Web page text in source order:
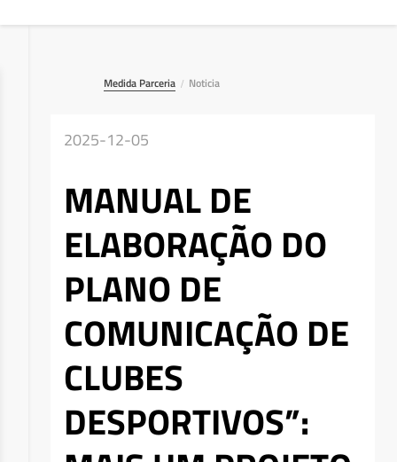
Medida Parceria / Noticia
2025-12-05
MANUAL DE
ELABORAÇÃO DO
PLANO DE
COMUNICAÇÃO DE
CLUBES
DESPORTIVOS”:
Deseja apagar o ficheiro?